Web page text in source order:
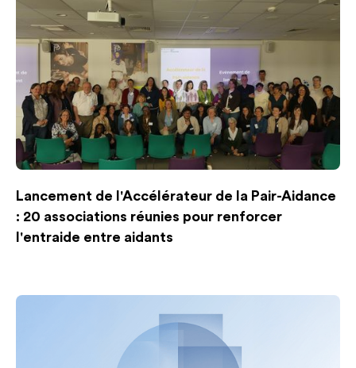
Lancement de l'Accélérateur de la Pair-Aidance
: 20 associations réunies pour renforcer
l'entraide entre aidants